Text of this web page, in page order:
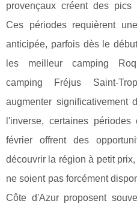
provençaux créent des pics
Ces périodes requièrent
anticipée, parfois dès le
les meilleur camping
camping Fréjus Saint-
augmenter significativement
l'inverse, certaines
février offrent des
découvrir la région à petit
ne soient pas forcément
Côte d'Azur proposent